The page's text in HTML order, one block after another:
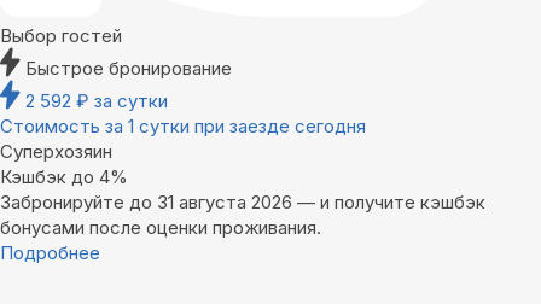
Выбор гостей
Быстрое бронирование
2 592 ₽ за сутки
Стоимость за 1 сутки при заезде сегодня
Суперхозяин
Кэшбэк до 4%
Забронируйте до 31 августа 2026 — и получите кэшбэк
бонусами после оценки проживания.
Подробнее